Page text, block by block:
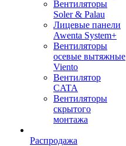
Вентиляторы
Soler & Palau
Лицевые панели
Awenta System+
Вентиляторы
осевые вытяжные
Viento
Вентилятор
CATA
Вентиляторы
скрытого
монтажа
Распродажа